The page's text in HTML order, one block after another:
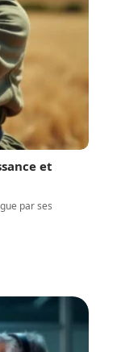
et
par ses